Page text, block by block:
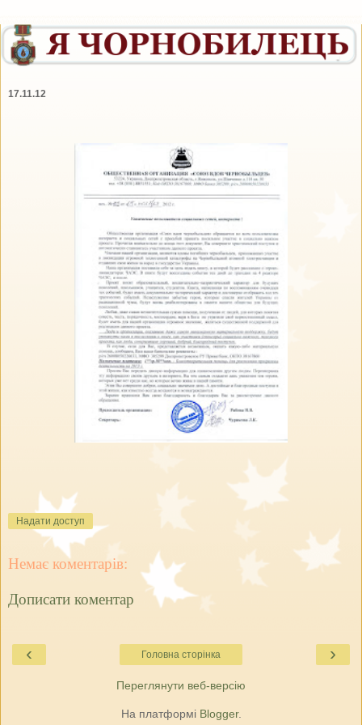
17.11.12
Надати доступ
Немає коментарів:
Дописати коментар
‹ ›
Головна сторінка
Переглянути веб-версію
На платформі Blogger.